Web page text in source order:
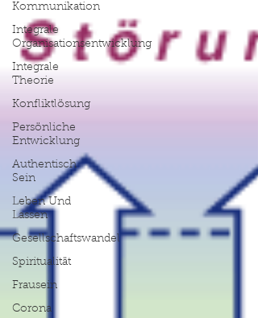
Kommunikation
Integrale
Organisationsentwicklung
Integrale
Theorie
Konfliktlösung
Persönliche
Entwicklung
Authentisch
Sein
Leben Und
Lassen
Gesellschaftswandel
Spiritualität
Frausein
Corona